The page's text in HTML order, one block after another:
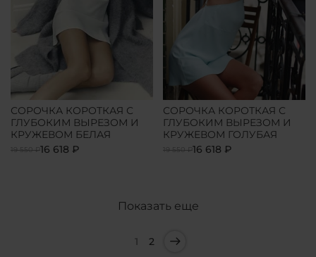
СОРОЧКА КОРОТКАЯ С
ГЛУБОКИМ ВЫРЕЗОМ И
КРУЖЕВОМ БЕЛАЯ
19 550 ₽16 618 ₽
СОРОЧКА КОРОТКАЯ С
ГЛУБОКИМ ВЫРЕЗОМ И
КРУЖЕВОМ ГОЛУБАЯ
19 550 ₽16 618 ₽
Показать еще
1 2